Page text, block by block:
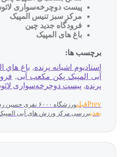
پیست دوچرخه‌سواری
مرکز سبز تنیس المپیک
فرودگاه جدید چین
باغ های المپیک
برچسب ها:
استادیوم اشیانه پرنده, باغ هاي
آبی المپیک پکن مکعب آبی,
پرنده, پیست دوچرخه‌سواری
Prevقبلیورزشگاه ۶۰۰۰ نفری حسین رضا زاده
بعدیبررسی مرکز ورزش های آبی